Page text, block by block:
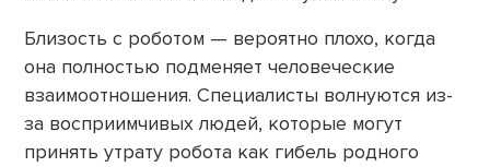
Близость с роботом — вероятно плохо, когда
она полностью подменяет человеческие
взаимоотношения. Специалисты волнуются из-
за восприимчивых людей, которые могут
принять утрату робота как гибель родного